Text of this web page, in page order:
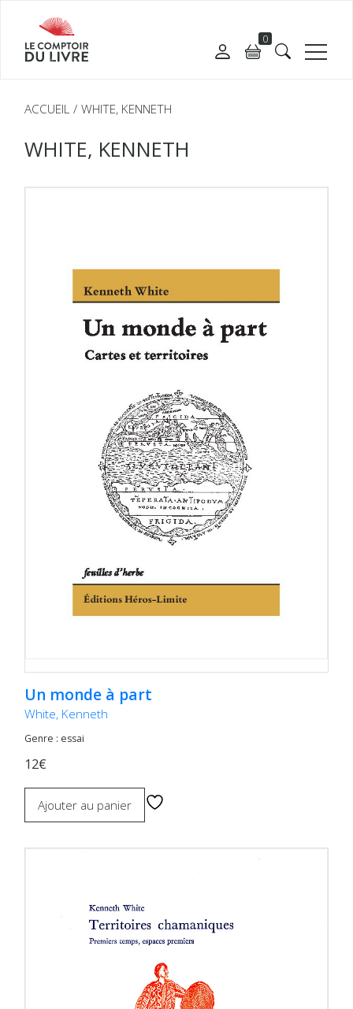
0
ACCUEIL WHITE, KENNETH
WHITE, KENNETH
Un monde à part
White, Kenneth
Genre : essai
12€
Ajouter au panier